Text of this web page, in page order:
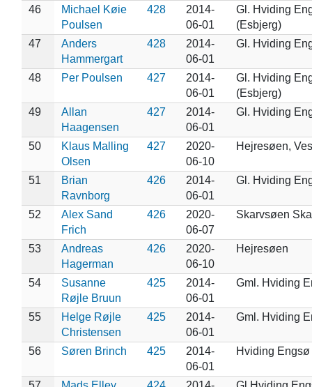
46
Michael Køie
Poulsen
428
2014-
06-01
Gl. Hviding
(Esbjerg)
47
Anders
Hammergart
428
2014-
06-01
Gl. Hviding
48 Per Poulsen 427
2014-
06-01
Gl. Hviding
(Esbjerg)
49
Allan
Haagensen
427
2014-
06-01
Gl. Hviding
50
Klaus Malling
Olsen
427
2020-
06-10
Hejresøen,
51
Brian
Ravnborg
426
2014-
06-01
Gl. Hviding
52
Alex Sand
Frich
426
2020-
06-07
Skarvsøen
53
Andreas
Hagerman
426
2020-
06-10
Hejresøen
54
Susanne
Røjle Bruun
425
2014-
06-01
Gml. Hviding
55
Helge Røjle
Christensen
425
2014-
06-01
Gml. Hviding
56 Søren Brinch 425
2014-
06-01
Hviding Engsø